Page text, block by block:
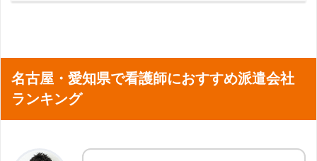
名古屋・愛知県で看護師におすすめ派遣会社
ランキング